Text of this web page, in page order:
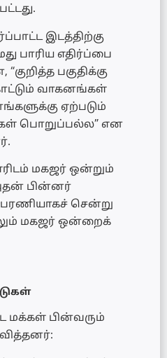
இடத்திற்கு
பாரிய எதிர்ப்பை
பகுதிக்கு
வாகனங்கள்
ஏற்படும்
பொறுப்பல்ல” என
மகஜர் ஒன்றும்
பின்னர்
சென்று
மகஜர் ஒன்றைக்
மக்கள் பின்வரும்